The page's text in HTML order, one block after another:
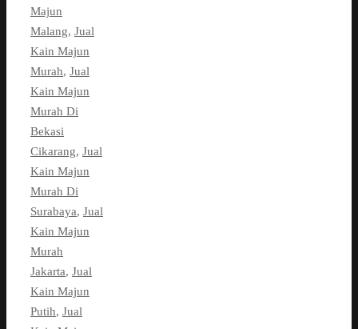
Majun
Malang, Jual
Kain Majun
Murah, Jual
Kain Majun
Murah Di
Bekasi
Cikarang, Jual
Kain Majun
Murah Di
Surabaya, Jual
Kain Majun
Murah
Jakarta, Jual
Kain Majun
Putih, Jual